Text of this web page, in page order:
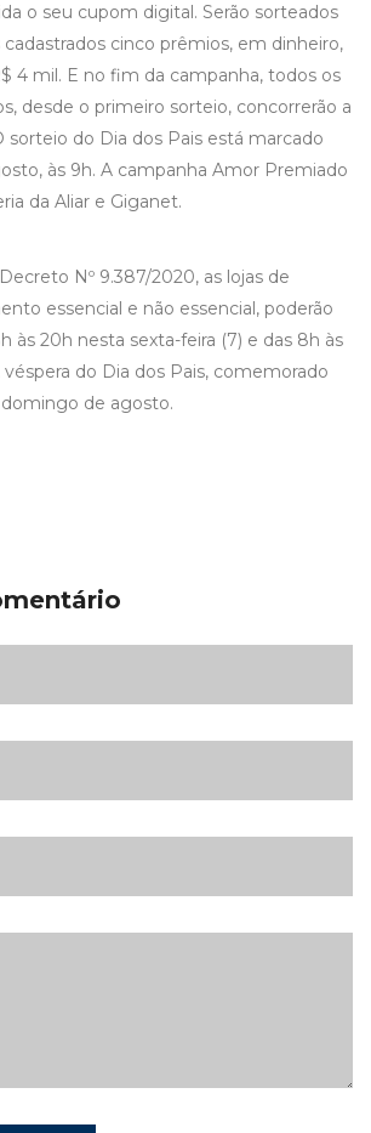
o seu cupom digital. Serão sorteados
cinco prêmios, em dinheiro,
4 mil. E no fim da campanha, todos os
desde o primeiro sorteio, concorrerão a
do Dia dos Pais está marcado
às 9h. A campanha Amor Premiado
da Aliar e Giganet.
Nº 9.387/2020, as lojas de
essencial e não essencial, poderão
às 20h nesta sexta-feira (7) e das 8h às
do Dia dos Pais, comemorado
de agosto.